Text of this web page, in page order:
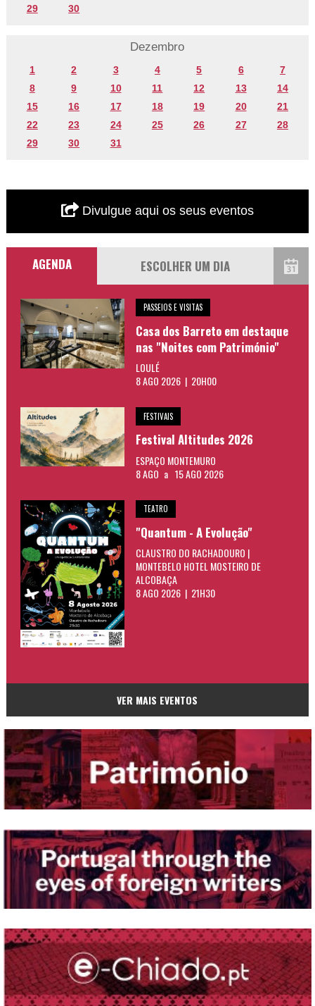
29 30
Dezembro
1 2 3 4 5 6
7
8
9 10 11 12 13
14
15
16 17 18 19 20
21
22
23 24 25 26 27
28
29
30 31
Divulgue aqui os seus eventos
AGENDA
PASSEIOS E VISITAS
Casa dos Barreto em destaque
nas "Noites com Património"
LOULÉ
8 AGO 2026 | 20H00
FESTIVAIS
Festival Altitudes 2026
ESPAÇO MONTEMURO
8 AGO a 15 AGO 2026
TEATRO
"Quantum - A Evolução"
CLAUSTRO DO RACHADOURO |
MONTEBELO HOTEL MOSTEIRO DE
ALCOBAÇA
8 AGO 2026 | 21H30
VER MAIS EVENTOS